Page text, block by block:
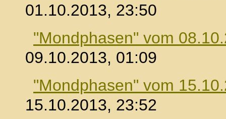
01.10.2013, 23:50
"Mondphasen" vom
09.10.2013, 01:09
"Mondphasen" vom
15.10.2013, 23:52